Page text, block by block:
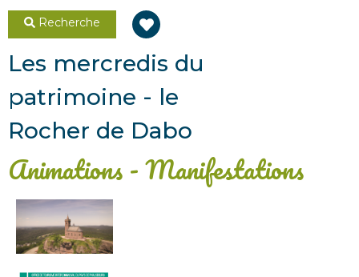
Recherche
Les mercredis du
patrimoine - le
Rocher de Dabo
Animations - Manifestations